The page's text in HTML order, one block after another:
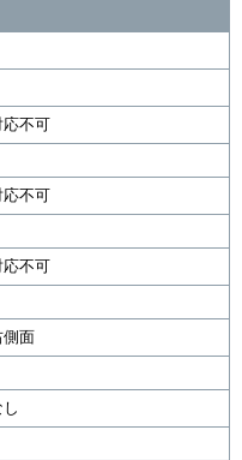
応不可
応不可
応不可
側面